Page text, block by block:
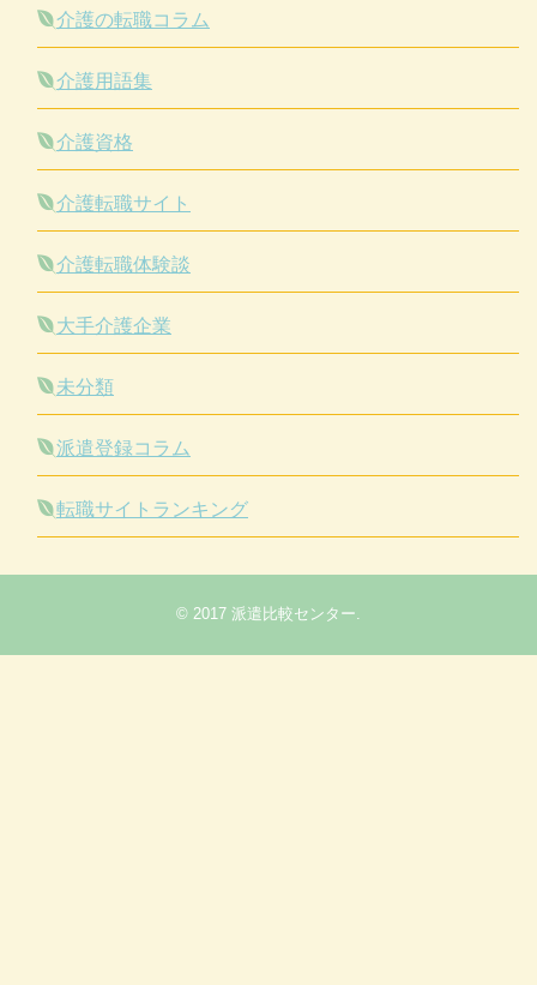
介護の転職コラム
介護用語集
介護資格
介護転職サイト
介護転職体験談
大手介護企業
未分類
派遣登録コラム
転職サイトランキング
© 2017 派遣比較センター